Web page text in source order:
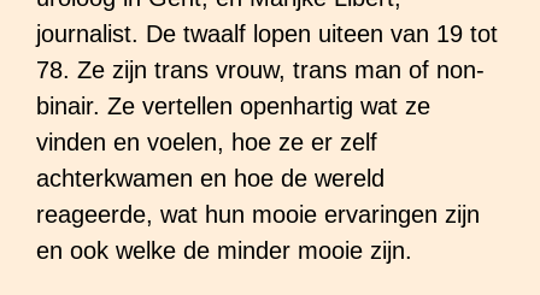
journalist. De twaalf lopen uiteen van 19 tot
78. Ze zijn trans vrouw, trans man of non-
binair. Ze vertellen openhartig wat ze
vinden en voelen, hoe ze er zelf
achterkwamen en hoe de wereld
reageerde, wat hun mooie ervaringen zijn
en ook welke de minder mooie zijn.